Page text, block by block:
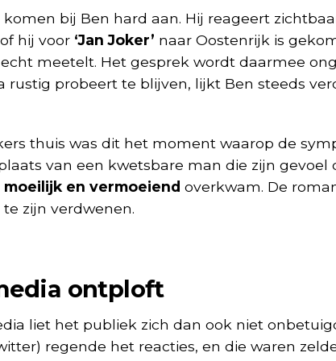
komen bij Ben hard aan. Hij reageert
hij voor ‘Jan Joker’ naar Oostenrijk is
meetelt. Het gesprek wordt daarmee
rustig probeert te blijven, lijkt Ben steeds
thuis was dit het moment waarop de
van een kwetsbare man die zijn gevoel
en vermoeiend overkwam. De
zijn verdwenen.
ontploft
liet het publiek zich dan ook niet
regende het reacties, en die waren